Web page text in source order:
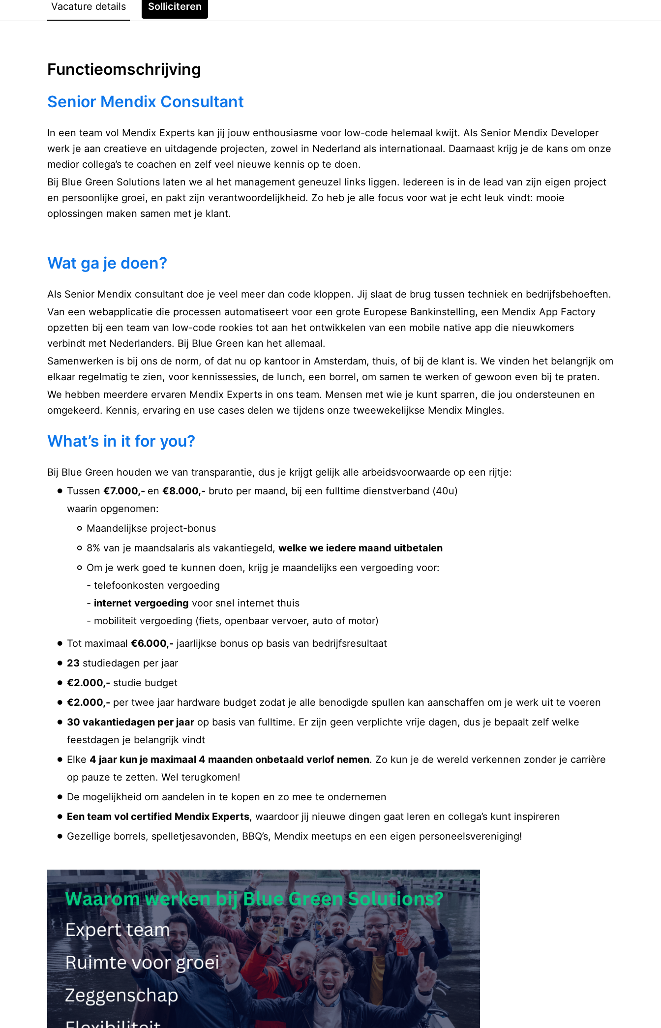
Vacature details Solliciteren
Functieomschrijving
Senior Mendix Consultant
In een team vol Mendix Experts kan jij jouw enthousiasme voor low-code helemaal kwijt. Als Senior Mendix Developer
werk je aan creatieve en uitdagende projecten, zowel in Nederland als internationaal. Daarnaast krijg je de kans om onze
medior collega’s te coachen en zelf veel nieuwe kennis op te doen.
Bij Blue Green Solutions laten we al het management geneuzel links liggen. Iedereen is in de lead van zijn eigen project
en persoonlijke groei, en pakt zijn verantwoordelijkheid. Zo heb je alle focus voor wat je echt leuk vindt: mooie
oplossingen maken samen met je klant.
Wat ga je doen?
Als Senior Mendix consultant doe je veel meer dan code kloppen. Jij slaat de brug tussen techniek en bedrijfsbehoeften.
Van een webapplicatie die processen automatiseert voor een grote Europese Bankinstelling, een Mendix App Factory
opzetten bij een team van low-code rookies tot aan het ontwikkelen van een mobile native app die nieuwkomers
verbindt met Nederlanders. Bij Blue Green kan het allemaal.
Samenwerken is bij ons de norm, of dat nu op kantoor in Amsterdam, thuis, of bij de klant is. We vinden het belangrijk om
elkaar regelmatig te zien, voor kennissessies, de lunch, een borrel, om samen te werken of gewoon even bij te praten.
We hebben meerdere ervaren Mendix Experts in ons team. Mensen met wie je kunt sparren, die jou ondersteunen en
omgekeerd. Kennis, ervaring en use cases delen we tijdens onze tweewekelijkse Mendix Mingles.
What’s in it for you?
Bij Blue Green houden we van transparantie, dus je krijgt gelijk alle arbeidsvoorwaarde op een rijtje:
Tussen €7.000,- en €8.000,- bruto per maand, bij een fulltime dienstverband (40u)
waarin opgenomen:
Maandelijkse project-bonus
8% van je maandsalaris als vakantiegeld, welke we iedere maand uitbetalen
Om je werk goed te kunnen doen, krijg je maandelijks een vergoeding voor:
- telefoonkosten vergoeding
- internet vergoeding voor snel internet thuis
- mobiliteit vergoeding (fiets, openbaar vervoer, auto of motor)
Tot maximaal €6.000,- jaarlijkse bonus op basis van bedrijfsresultaat
23 studiedagen per jaar
€2.000,- studie budget
€2.000,- per twee jaar hardware budget zodat je alle benodigde spullen kan aanschaffen om je werk uit te voeren
30 vakantiedagen per jaar op basis van fulltime. Er zijn geen verplichte vrije dagen, dus je bepaalt zelf welke
feestdagen je belangrijk vindt
Elke 4 jaar kun je maximaal 4 maanden onbetaald verlof nemen. Zo kun je de wereld verkennen zonder je carrière
op pauze te zetten. Wel terugkomen!
De mogelijkheid om aandelen in te kopen en zo mee te ondernemen
Een team vol certified Mendix Experts, waardoor jij nieuwe dingen gaat leren en collega’s kunt inspireren
Gezellige borrels, spelletjesavonden, BBQ’s, Mendix meetups en een eigen personeelsvereniging!